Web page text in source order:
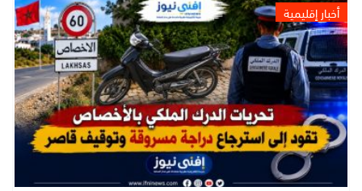
أخبار إقليمية